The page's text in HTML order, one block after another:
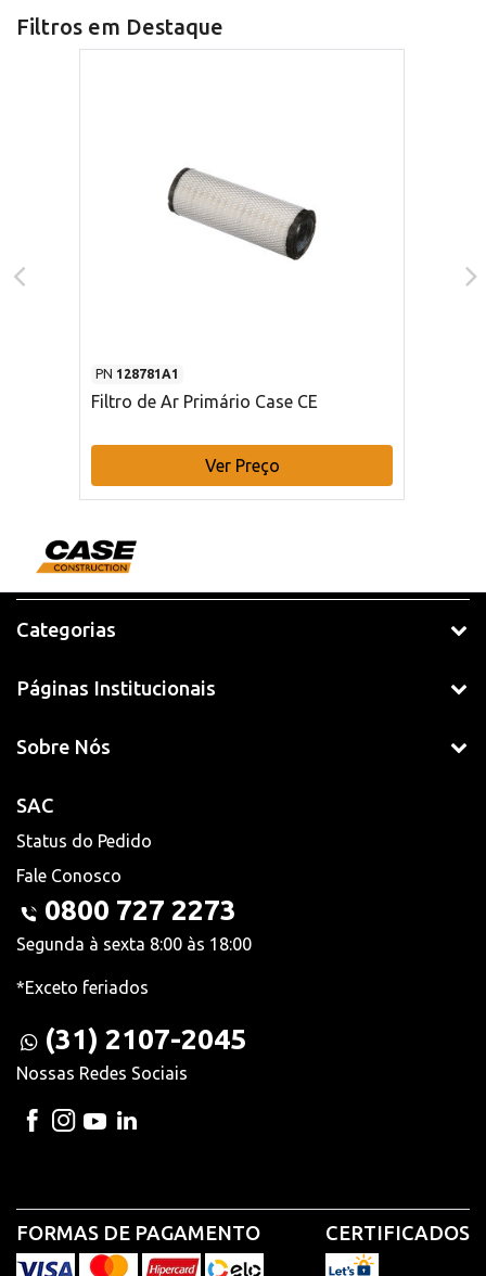
Filtros em Destaque
PN 128781A1
Filtro de Ar Primário Case CE
Ver Preço
Categorias
Páginas Institucionais
Sobre Nós
SAC
Status do Pedido
Fale Conosco
0800 727 2273
Segunda à sexta 8:00 às 18:00
*Exceto feriados
(31) 2107-2045
Nossas Redes Sociais
FORMAS DE PAGAMENTO CERTIFICADOS